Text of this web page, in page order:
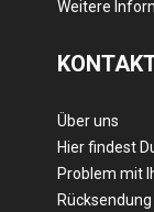
Weitere
Über uns
Hier findest
Problem mit
Rücksendung